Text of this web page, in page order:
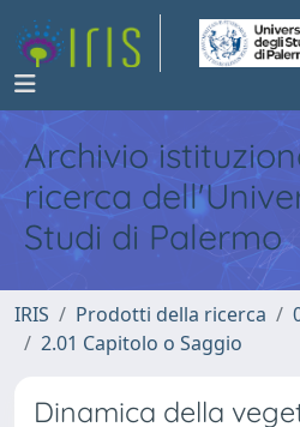
Archivio
ricerca
Studi di Palermo
IRIS Prodotti della ricerca
2.01 Capitolo o Saggio
Dinamica della